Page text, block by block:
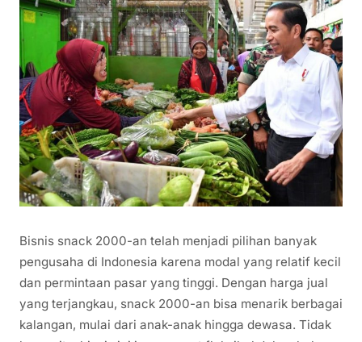
Bisnis snack 2000-an telah menjadi pilihan banyak
pengusaha di Indonesia karena modal yang relatif kecil
dan permintaan pasar yang tinggi. Dengan harga jual
yang terjangkau, snack 2000-an bisa menarik berbagai
kalangan, mulai dari anak-anak hingga dewasa. Tidak